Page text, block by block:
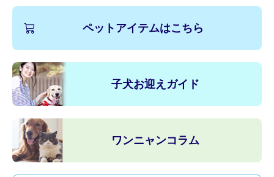
ペットアイテムはこちら
子犬お迎えガイド
ワンニャンコラム